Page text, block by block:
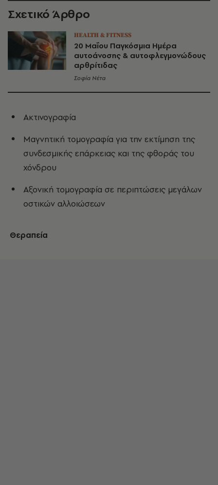
Σχετικό Άρθρο
HEALTH & FITNESS
20 Μαΐου Παγκόσμια Ημέρα
αυτοάνοσης & αυτοφλεγμονώδους
αρθρίτιδας
Σοφία Νέτα
Ακτινογραφία
Μαγνητική τομογραφία για την εκτίμηση της
συνδεσμικής επάρκειας και της φθοράς του
χόνδρου
Αξονική τομογραφία σε περιπτώσεις μεγάλων
οστικών αλλοιώσεων
Θεραπεία